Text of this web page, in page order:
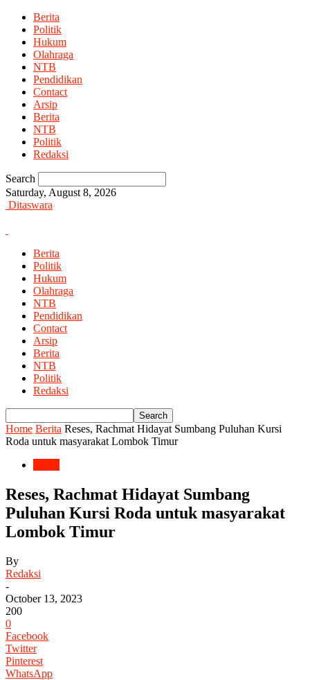
Berita
Politik
Hukum
Olahraga
NTB
Pendidikan
Contact
Arsip
Berita
NTB
Politik
Redaksi
Search
Saturday, August 8, 2026
Ditaswara
Berita
Politik
Hukum
Olahraga
NTB
Pendidikan
Contact
Arsip
Berita
NTB
Politik
Redaksi
Home Berita Reses, Rachmat Hidayat Sumbang Puluhan Kursi
Roda untuk masyarakat Lombok Timur
Reses, Rachmat Hidayat Sumbang
Puluhan Kursi Roda untuk masyarakat
Lombok Timur
By
Redaksi
-
October 13, 2023
200
0
Facebook
Twitter
Pinterest
WhatsApp